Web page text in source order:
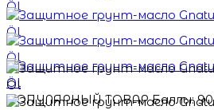
ПОПУЛЯРНЫЙ ТОВАР Баллы: 90